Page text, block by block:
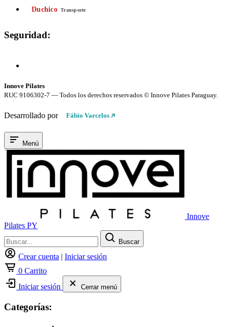
Duchico Transporte
Seguridad:
Innove Pilates
RUC 9106302-7 — Todos los derechos reservados © Innove Pilates Paraguay.
Desarrollado por Fábio Varcelos
Menú
Innove
Pilates PY
Buscar
Crear cuenta | Iniciar sesión
0 Carrito
Iniciar sesión
Cerrar menú
Categorías: